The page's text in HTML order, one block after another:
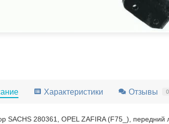
Характеристики Отзывы 0
SACHS 280361, OPEL ZAFIRA (F75_), передний